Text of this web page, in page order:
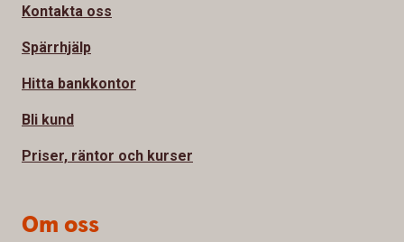
Kontakta oss
Spärrhjälp
Hitta bankkontor
Bli kund
Priser, räntor och kurser
Om oss